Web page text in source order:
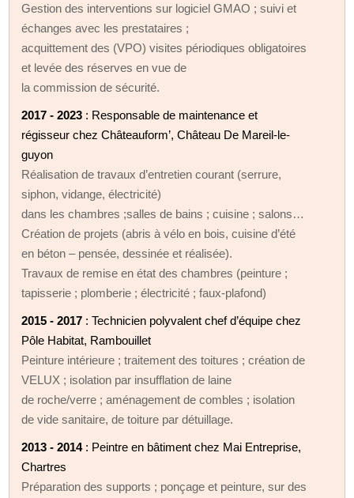
Gestion des interventions sur logiciel GMAO ; suivi et
échanges avec les prestataires ;
acquittement des (VPO) visites périodiques obligatoires
et levée des réserves en vue de
la commission de sécurité.
2017 - 2023 : Responsable de maintenance et
régisseur chez Châteauform’, Château De Mareil-le-
guyon
Réalisation de travaux d’entretien courant (serrure,
siphon, vidange, électricité)
dans les chambres ;salles de bains ; cuisine ; salons…
Création de projets (abris à vélo en bois, cuisine d’été
en béton – pensée, dessinée et réalisée).
Travaux de remise en état des chambres (peinture ;
tapisserie ; plomberie ; électricité ; faux-plafond)
2015 - 2017 : Technicien polyvalent chef d’équipe chez
Pôle Habitat, Rambouillet
Peinture intérieure ; traitement des toitures ; création de
VELUX ; isolation par insufflation de laine
de roche/verre ; aménagement de combles ; isolation
de vide sanitaire, de toiture par détuillage.
2013 - 2014: Peintre en bâtiment chez Mai Entreprise,
Chartres
Préparation des supports ; ponçage et peinture, sur des